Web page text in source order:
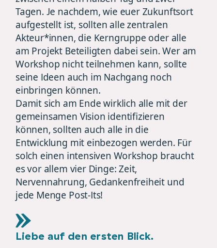
Tagen. Je nachdem, wie euer Zukunftsort
aufgestellt ist, sollten alle zentralen
Akteur*innen, die Kerngruppe oder alle
am Projekt Beteiligten dabei sein. Wer am
Workshop nicht teilnehmen kann, sollte
seine Ideen auch im Nachgang noch
einbringen können.
Damit sich am Ende wirklich alle mit der
gemeinsamen Vision identifizieren
können, sollten auch alle in die
Entwicklung mit einbezogen werden. Für
solch einen intensiven Workshop braucht
es vor allem vier Dinge: Zeit,
Nervennahrung, Gedankenfreiheit und
jede Menge Post-Its!
Liebe auf den ersten Blick.